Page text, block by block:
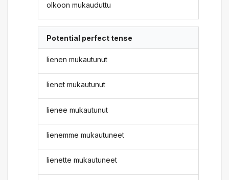
olkoon mukauduttu
Potential perfect tense
lienen mukautunut
lienet mukautunut
lienee mukautunut
lienemme mukautuneet
lienette mukautuneet